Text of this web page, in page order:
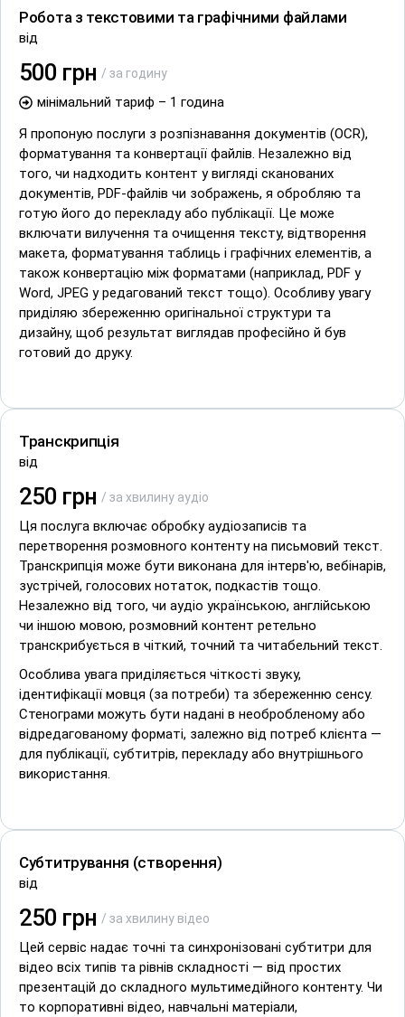
Робота з текстовими та графічними файлами
від
500 грн / за годину
мінімальний тариф – 1 година
Я пропоную послуги з розпізнавання документів (OCR),
форматування та конвертації файлів. Незалежно від
того, чи надходить контент у вигляді сканованих
документів, PDF-файлів чи зображень, я обробляю та
готую його до перекладу або публікації. Це може
включати вилучення та очищення тексту, відтворення
макета, форматування таблиць і графічних елементів, а
також конвертацію між форматами (наприклад, PDF у
Word, JPEG у редагований текст тощо). Особливу увагу
приділяю збереженню оригінальної структури та
дизайну, щоб результат виглядав професійно й був
готовий до друку.
Транскрипція
від
250 грн / за хвилину аудіо
Ця послуга включає обробку аудіозаписів та
перетворення розмовного контенту на письмовий текст.
Транскрипція може бути виконана для інтерв'ю, вебінарів,
зустрічей, голосових нотаток, подкастів тощо.
Незалежно від того, чи аудіо українською, англійською
чи іншою мовою, розмовний контент ретельно
транскрибується в чіткий, точний та читабельний текст.
Особлива увага приділяється чіткості звуку,
ідентифікації мовця (за потреби) та збереженню сенсу.
Стенограми можуть бути надані в необробленому або
відредагованому форматі, залежно від потреб клієнта —
для публікації, субтитрів, перекладу або внутрішнього
використання.
Субтитрування (створення)
від
250 грн / за хвилину відео
Цей сервіс надає точні та синхронізовані субтитри для
відео всіх типів та рівнів складності — від простих
презентацій до складного мультимедійного контенту. Чи
то корпоративні відео, навчальні матеріали,